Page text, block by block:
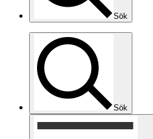
Sök
Sök